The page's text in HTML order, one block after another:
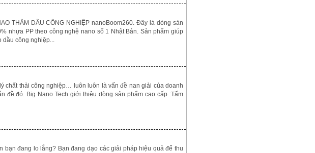
DẦU CÔNG NGHIỆP nanoBoom260. Đây là dòng sản
nhựa PP theo công nghệ nano số 1 Nhật Bản. Sản phẩm giúp
dầu công nghiệp...
thải công nghiệp… luôn luôn là vấn đề nan giải của doanh
đề đó. Big Nano Tech giới thiệu dòng sản phẩm cao cấp :Tấm
bạn đang lo lắng? Bạn đang dạo các giải pháp hiệu quả để thu